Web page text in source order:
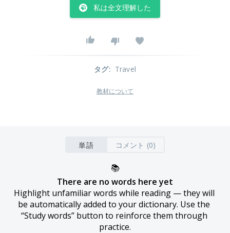
私は全文理解した
タグ: Travel
教材について
単語 コメント (0)
📚
There are no words here yet
Highlight unfamiliar words while reading — they will
be automatically added to your dictionary. Use the
“Study words” button to reinforce them through
practice.